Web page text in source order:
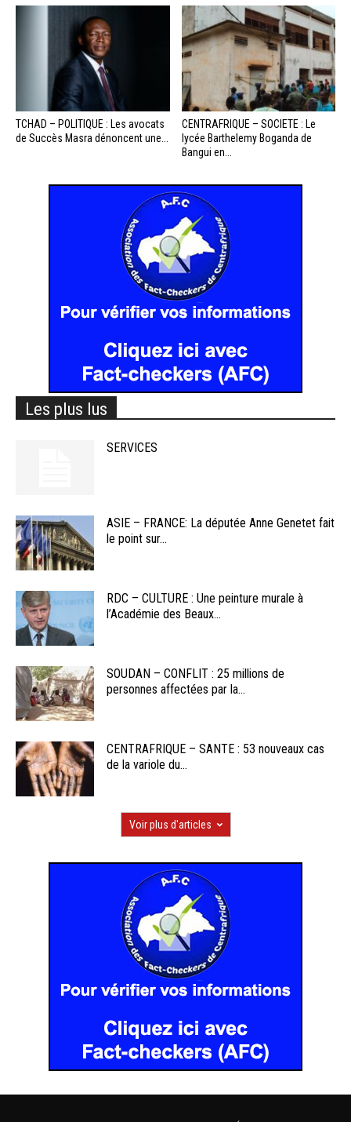
TCHAD – POLITIQUE : Les avocats
de Succès Masra dénoncent une...
CENTRAFRIQUE – SOCIETE : Le
lycée Barthelemy Boganda de
Bangui en...
Les plus lus
SERVICES
ASIE – FRANCE: La députée Anne Genetet fait
le point sur...
RDC – CULTURE : Une peinture murale à
l’Académie des Beaux...
SOUDAN – CONFLIT : 25 millions de
personnes affectées par la...
CENTRAFRIQUE – SANTE : 53 nouveaux cas
de la variole du...
Voir plus d'articles